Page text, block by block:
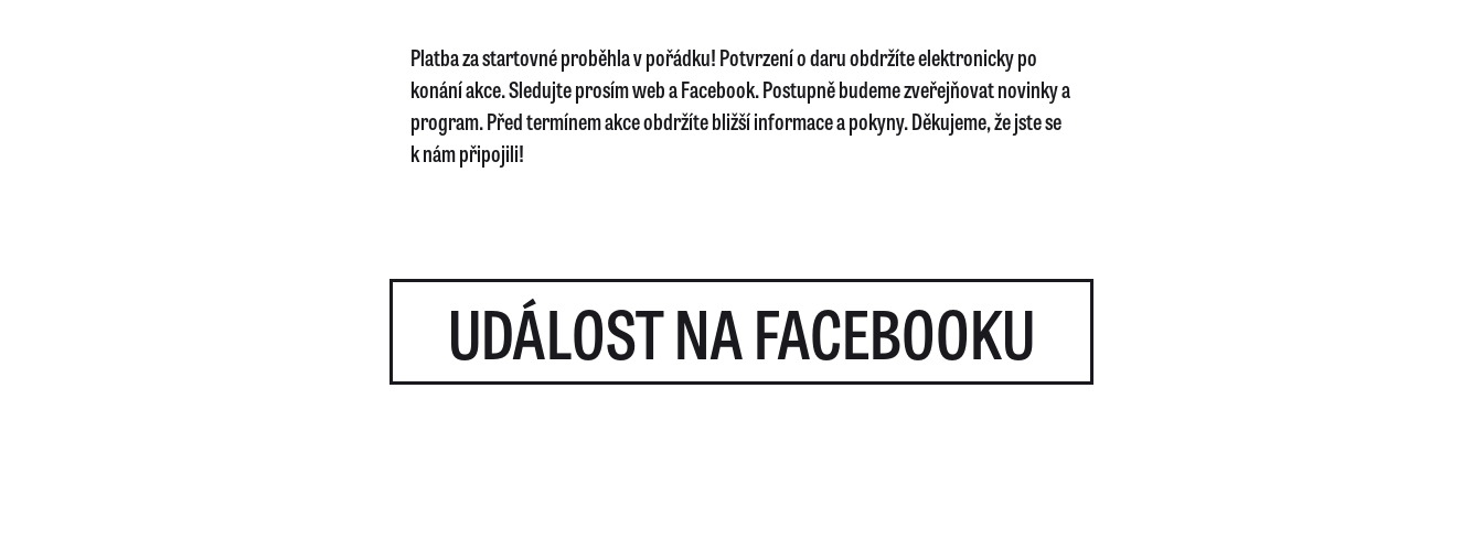
Platba za startovné proběhla v pořádku! Potvrzení o daru obdržíte elektronicky po
konání akce. Sledujte prosím web a Facebook. Postupně budeme zveřejňovat novinky a
program. Před termínem akce obdržíte bližší informace a pokyny. Děkujeme, že jste se
k nám připojili!
UDÁLOST NA FACEBOOKU